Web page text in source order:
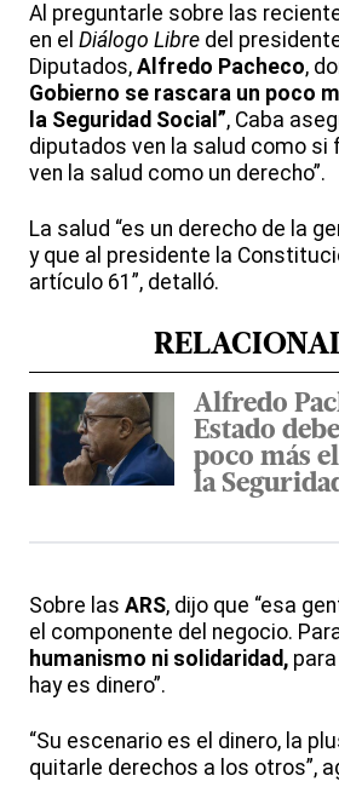
Al preguntarle sobre las
en el Diálogo Libre del
Diputados, Alfredo Pacheco,
Gobierno se rascara un poco
la Seguridad Social”, Caba
diputados ven la salud como si
ven la salud como un derecho”.
La salud “es un derecho de la
y que al presidente la
artículo 61”, detalló.
Alfredo
Estado
poco más
la
Sobre las ARS, dijo que “esa
el componente del negocio.
humanismo ni solidaridad,
hay es dinero”.
“Su escenario es el dinero, la
quitarle derechos a los otros”,